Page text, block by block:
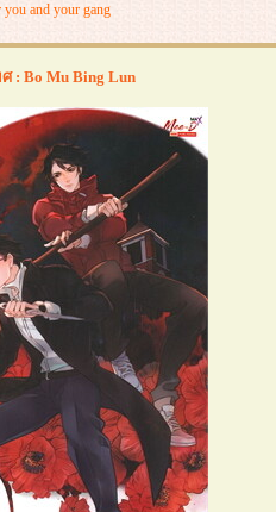
and your gang
: Bo Mu Bing Lun